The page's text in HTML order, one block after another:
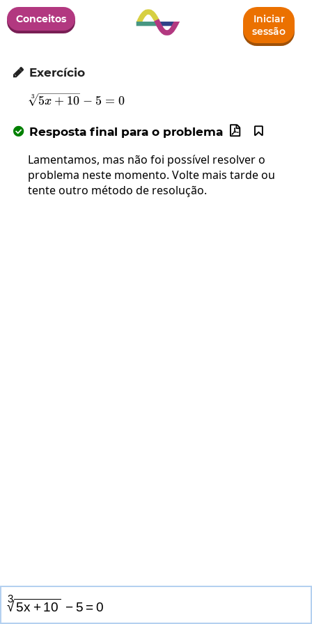
Conceitos
Iniciar
sessão
 Exercício
\sqrt[3]{5x+10}-5=0
3 5x + 10 − 5 = 0
 Resposta final para o problema 

Lamentamos, mas não foi possível resolver o
problema neste momento. Volte mais tarde ou
tente outro método de resolução.
3
√5x + 10 − 5 = 0